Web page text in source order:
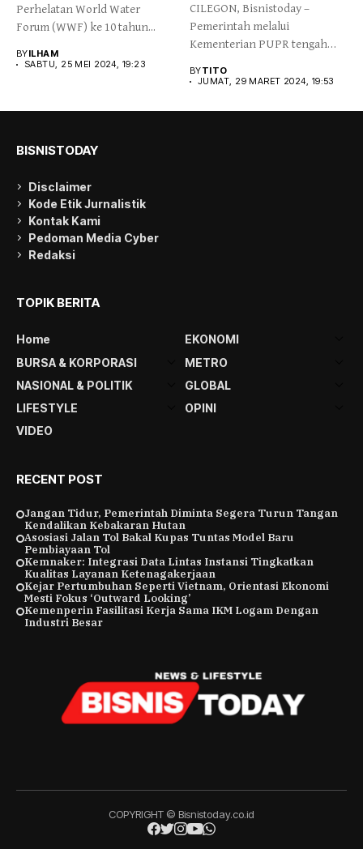
Perhelatan World Water
Forum (WWF) ke 10 tahun...
BYILHAM
SABTU, 25 MEI 2024, 19:23
CILEGON, Bisnistoday –
Pemerintah melalui
Kementerian PUPR tengah
daerah...
BYTITO
JUMAT, 29 MARET 2024, 19:53
BISNISTODAY
Disclaimer
Kode Etik Jurnalistik
Kontak Kami
Pedoman Media Cyber
Redaksi
TOPIK BERITA
Home
EKONOMI
BURSA & KORPORASI
METRO
NASIONAL & POLITIK
GLOBAL
LIFESTYLE
OPINI
VIDEO
RECENT POST
Jangan Tidur, Pemerintah Diminta Segera Turun Tangan
Kendalikan Kebakaran Hutan
Asosiasi Jalan Tol Bakal Kupas Tuntas Model Baru
Pembiayaan Tol
Kemnaker: Integrasi Data Lintas Instansi Tingkatkan
Kualitas Layanan Ketenagakerjaan
Kejar Pertumbuhan Seperti Vietnam, Orientasi Ekonomi
Mesti Fokus ‘Outward Looking’
Kemenperin Fasilitasi Kerja Sama IKM Logam Dengan
Industri Besar
COPYRIGHT © Bisnistoday.co.id